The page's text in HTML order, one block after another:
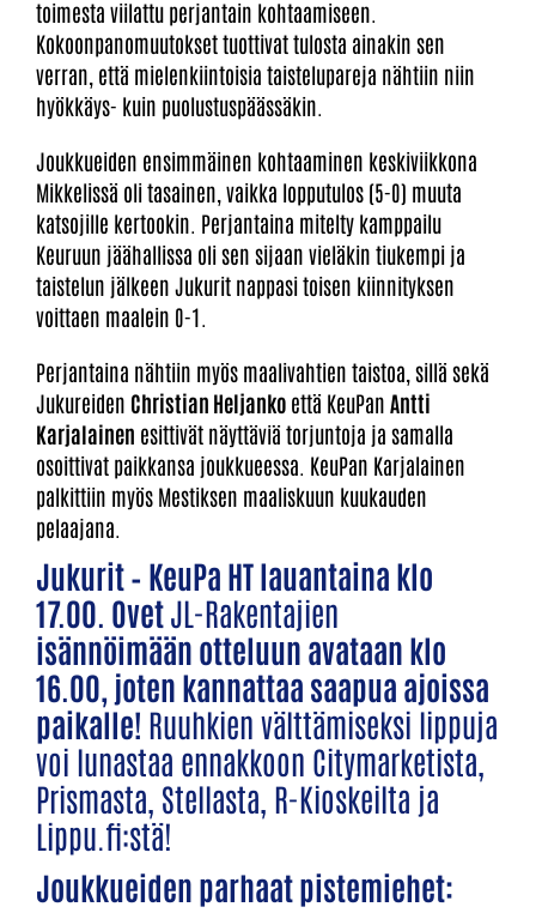
toimesta viilattu perjantain kohtaamiseen.
Kokoonpanomuutokset tuottivat tulosta ainakin sen
verran, että mielenkiintoisia taistelupareja nähtiin niin
hyökkäys- kuin puolustuspäässäkin.
Joukkueiden ensimmäinen kohtaaminen keskiviikkona
Mikkelissä oli tasainen, vaikka lopputulos (5-0) muuta
katsojille kertookin. Perjantaina mitelty kamppailu
Keuruun jäähallissa oli sen sijaan vieläkin tiukempi ja
taistelun jälkeen Jukurit nappasi toisen kiinnityksen
voittaen maalein 0-1.
Perjantaina nähtiin myös maalivahtien taistoa, sillä sekä
Jukureiden Christian Heljanko että KeuPan Antti
Karjalainen esittivät näyttäviä torjuntoja ja samalla
osoittivat paikkansa joukkueessa. KeuPan Karjalainen
palkittiin myös Mestiksen maaliskuun kuukauden
pelaajana.
Jukurit – KeuPa HT lauantaina klo
17.00. OvetJL-Rakentajien
isännöimään otteluun avataan klo
16.00, joten kannattaa saapua ajoissa
paikalle! Ruuhkien välttämiseksi lippuja
voi lunastaa ennakkoon Citymarketista,
Prismasta, Stellasta, R-Kioskeilta ja
Lippu.fi:stä!
Joukkueiden parhaat pistemiehet: